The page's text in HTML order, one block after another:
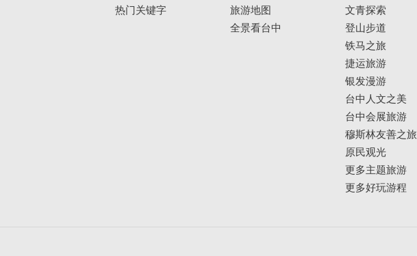
热门关键字
旅游地图
全景看台中
文青探索
登山步道
铁马之旅
捷运旅游
银发漫游
台中人文之美
台中会展旅游
穆斯林友善之旅
原民观光
更多主题旅游
更多好玩游程